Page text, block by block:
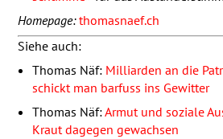
Homepage:thomasnaef.ch
Siehe auch:
Thomas Näf: Milliarden an die
schickt man barfuss ins Gewitter
Thomas Näf:Armut und soziale
Kraut dagegen gewachsen